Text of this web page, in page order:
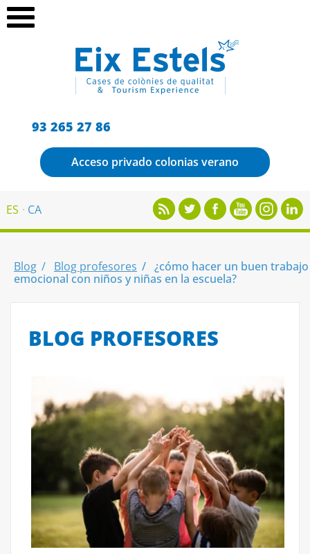
93 265 27 86
Acceso privado colonias verano
ES CA
Blog Blog profesores
¿cómo hacer un buen trabajo
emocional con niños y niñas en la escuela?
BLOG PROFESORES